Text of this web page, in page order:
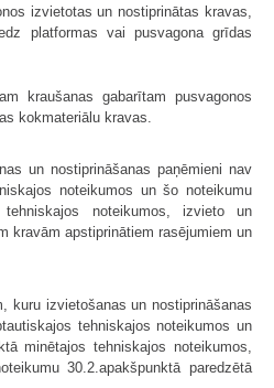
izvietotas un nostiprinātas kravas,
platformas vai pusvagona grīdas
kraušanas gabarītam pusvagonos
kokmateriālu kravas.
un nostiprināšanas paņēmieni nav
noteikumos un šo noteikumu
tehniskajos noteikumos, izvieto un
kravām apstiprinātiem rasējumiem un
kuru izvietošanas un nostiprināšanas
tehniskajos noteikumos un
minētajos tehniskajos noteikumos,
30.2.apakšpunktā paredzētā